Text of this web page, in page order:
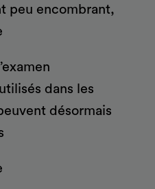
encombrant,
dans les
désormais
général